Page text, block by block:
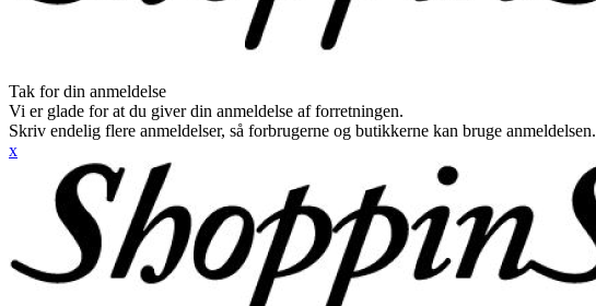
Tak for din anmeldelse
Vi er glade for at du giver din anmeldelse af forretningen.
Skriv endelig flere anmeldelser, så forbrugerne og butikkerne kan bruge anmeldelsen.
x